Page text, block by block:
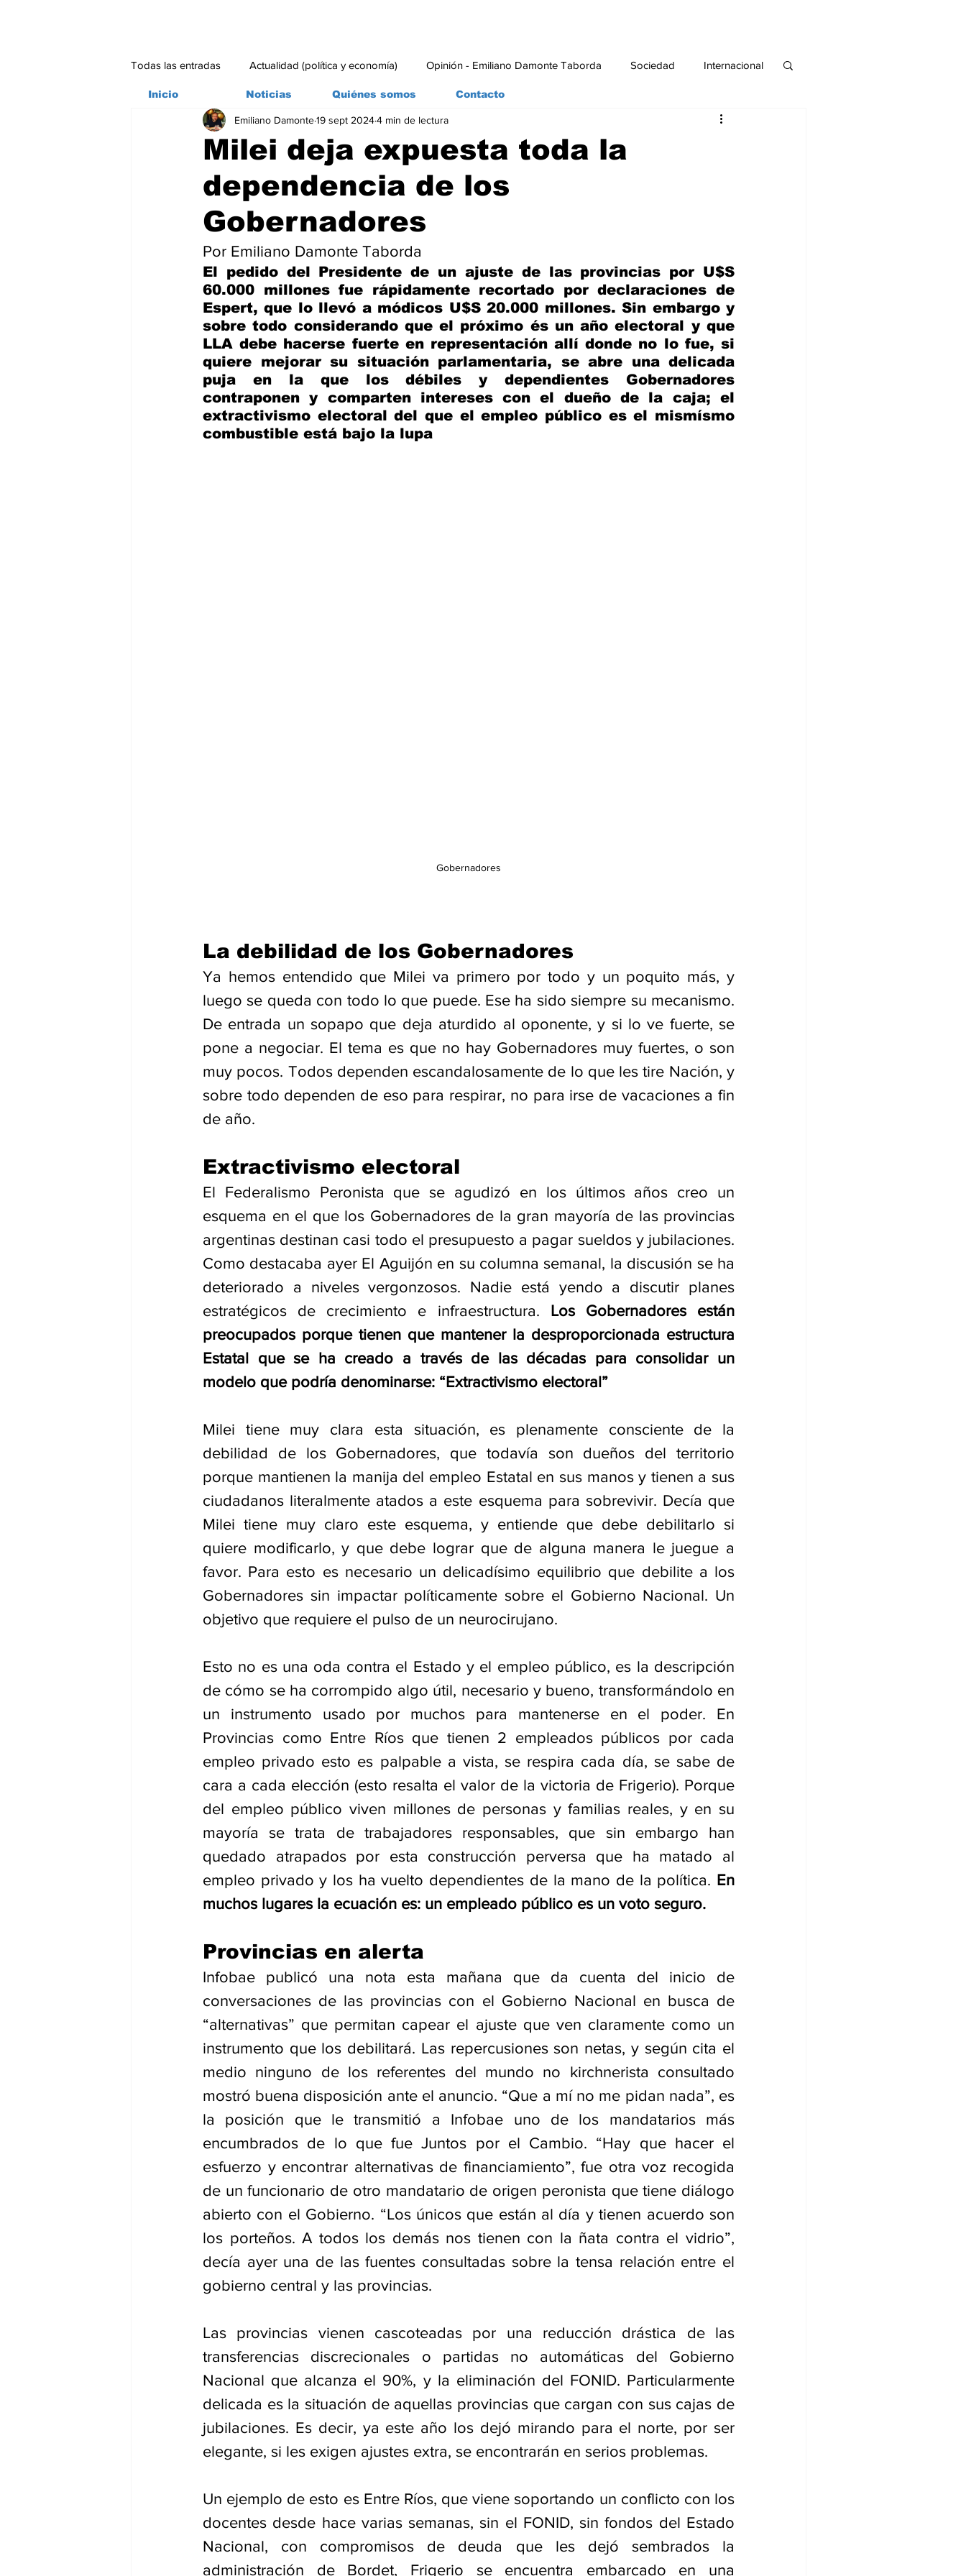
Todas las entradas Actualidad (política y economía) Opinión - Emiliano Damonte Taborda Sociedad Internacional
Ambiente Editorial Economía y Producción
Milei deja expuesta toda la
dependencia de los
Gobernadores
Emiliano Damonte19 sept 20244 min de lectura
Por Emiliano Damonte Taborda
El pedido del Presidente de un ajuste de las provincias por U$S
60.000 millones fue rápidamente recortado por declaraciones de
Espert, que lo llevó a módicos U$S 20.000 millones. Sin embargo y
sobre todo considerando que el próximo és un año electoral y que
LLA debe hacerse fuerte en representación allí donde no lo fue, si
quiere mejorar su situación parlamentaria, se abre una delicada
puja en la que los débiles y dependientes Gobernadores
contraponen y comparten intereses con el dueño de la caja; el
extractivismo electoral del que el empleo público es el mismísmo
combustible está bajo la lupa
Gobernadores
La debilidad de los Gobernadores
Ya hemos entendido que Milei va primero por todo y un poquito más, y
luego se queda con todo lo que puede. Ese ha sido siempre su mecanismo.
De entrada un sopapo que deja aturdido al oponente, y si lo ve fuerte, se
pone a negociar. El tema es que no hay Gobernadores muy fuertes, o son
muy pocos. Todos dependen escandalosamente de lo que les tire Nación, y
sobre todo dependen de eso para respirar, no para irse de vacaciones a fin
de año.
Extractivismo electoral
El Federalismo Peronista que se agudizó en los últimos años creo un
esquema en el que los Gobernadores de la gran mayoría de las provincias
argentinas destinan casi todo el presupuesto a pagar sueldos y jubilaciones.
Como destacaba ayer El Aguijón en su columna semanal, la discusión se ha
deteriorado a niveles vergonzosos. Nadie está yendo a discutir planes
estratégicos de crecimiento e infraestructura. Los Gobernadores están
preocupados porque tienen que mantener la desproporcionada estructura
Estatal que se ha creado a través de las décadas para consolidar un
modelo que podría denominarse: “Extractivismo electoral”
Milei tiene muy clara esta situación, es plenamente consciente de la
debilidad de los Gobernadores, que todavía son dueños del territorio
porque mantienen la manija del empleo Estatal en sus manos y tienen a sus
ciudadanos literalmente atados a este esquema para sobrevivir. Decía que
Milei tiene muy claro este esquema, y entiende que debe debilitarlo si
quiere modificarlo, y que debe lograr que de alguna manera le juegue a
favor. Para esto es necesario un delicadísimo equilibrio que debilite a los
Gobernadores sin impactar políticamente sobre el Gobierno Nacional. Un
objetivo que requiere el pulso de un neurocirujano.
Esto no es una oda contra el Estado y el empleo público, es la descripción
de cómo se ha corrompido algo útil, necesario y bueno, transformándolo en
un instrumento usado por muchos para mantenerse en el poder. En
Provincias como Entre Ríos que tienen 2 empleados públicos por cada
empleo privado esto es palpable a vista, se respira cada día, se sabe de
cara a cada elección (esto resalta el valor de la victoria de Frigerio). Porque
del empleo público viven millones de personas y familias reales, y en su
mayoría se trata de trabajadores responsables, que sin embargo han
quedado atrapados por esta construcción perversa que ha matado al
empleo privado y los ha vuelto dependientes de la mano de la política. En
muchos lugares la ecuación es: un empleado público es un voto seguro.
Provincias en alerta
Infobae publicó una nota esta mañana que da cuenta del inicio de
conversaciones de las provincias con el Gobierno Nacional en busca de
“alternativas” que permitan capear el ajuste que ven claramente como un
instrumento que los debilitará. Las repercusiones son netas, y según cita el
medio ninguno de los referentes del mundo no kirchnerista consultado
mostró buena disposición ante el anuncio. “Que a mí no me pidan nada”, es
la posición que le transmitió a Infobae uno de los mandatarios más
encumbrados de lo que fue Juntos por el Cambio. “Hay que hacer el
esfuerzo y encontrar alternativas de financiamiento”, fue otra voz recogida
de un funcionario de otro mandatario de origen peronista que tiene diálogo
abierto con el Gobierno. “Los únicos que están al día y tienen acuerdo son
los porteños. A todos los demás nos tienen con la ñata contra el vidrio”,
decía ayer una de las fuentes consultadas sobre la tensa relación entre el
gobierno central y las provincias.
Las provincias vienen cascoteadas por una reducción drástica de las
transferencias discrecionales o partidas no automáticas del Gobierno
Nacional que alcanza el 90%, y la eliminación del FONID. Particularmente
delicada es la situación de aquellas provincias que cargan con sus cajas de
jubilaciones. Es decir, ya este año los dejó mirando para el norte, por ser
elegante, si les exigen ajustes extra, se encontrarán en serios problemas.
Un ejemplo de esto es Entre Ríos, que viene soportando un conflicto con los
docentes desde hace varias semanas, sin el FONID, sin fondos del Estado
Nacional, con compromisos de deuda que les dejó sembrados la
administración de Bordet, Frigerio se encuentra embarcado en una
Inicio Noticias Quiénes somos Contacto